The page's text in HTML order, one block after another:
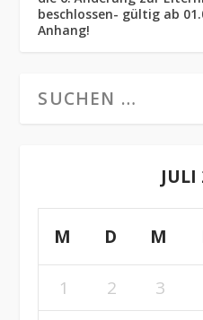
beschlossen- gültig ab
Anhang!
JULI
M D M
1 2 3